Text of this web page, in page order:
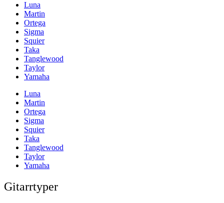
Luna
Martin
Ortega
Sigma
Squier
Taka
Tanglewood
Taylor
Yamaha
Luna
Martin
Ortega
Sigma
Squier
Taka
Tanglewood
Taylor
Yamaha
Gitarrtyper